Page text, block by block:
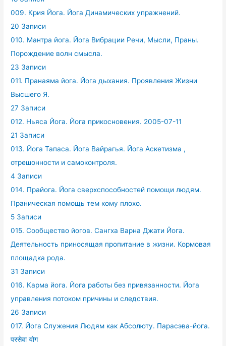
009. Крия Йога. Йога Динамических упражнений.
20 Записи
010. Мантра йога. Йога Вибрации Речи, Мысли, Праны.
Порождение волн смысла.
23 Записи
011. Пранаяма йога. Йога дыхания. Проявления Жизни
Высшего Я.
27 Записи
012. Ньяса Йога. Йога прикосновения. 2005-07-11
21 Записи
013. Йога Тапаса. Йога Вайрагья. Йога Аскетизма ,
отрешонности и самоконтроля.
4 Записи
014. Прайога. Йога сверхспособностей помощи людям.
Праническая помощь тем кому плохо.
5 Записи
015. Сообщество йогов. Сангха Варна Джати Йога.
Деятельность приносящая пропитание в жизни. Кормовая
площадка рода.
31 Записи
016. Карма йога. Йога работы без привязанности. Йога
управления потоком причины и следствия.
26 Записи
017. Йога Служения Людям как Абсолюту. Парасэва-йога.
परसेवा योग